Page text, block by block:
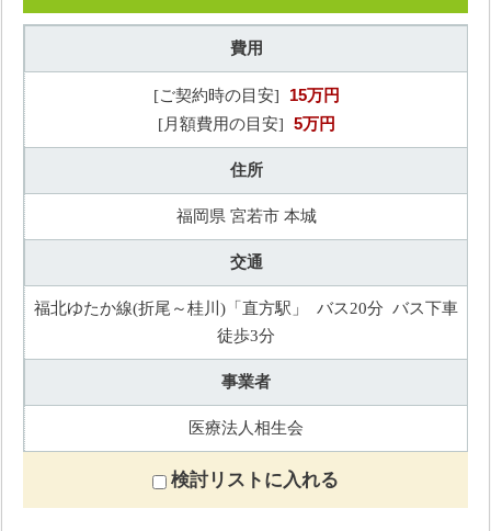
費用
[ご契約時の目安] 15万円
[月額費用の目安] 5万円
住所
福岡県 宮若市 本城
交通
福北ゆたか線(折尾～桂川)「直方駅」 バス20分 バス下車
徒歩3分
事業者
医療法人相生会
検討リストに入れる